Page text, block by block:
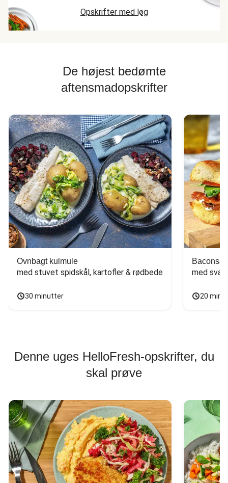
Opskrifter med løg
De højest bedømte
aftensmadopskrifter
Ovnbagt kulmule
med stuvet spidskål, kartofler & rødbede
30 minutter
med
20
Denne uges HelloFresh-opskrifter, du
skal prøve